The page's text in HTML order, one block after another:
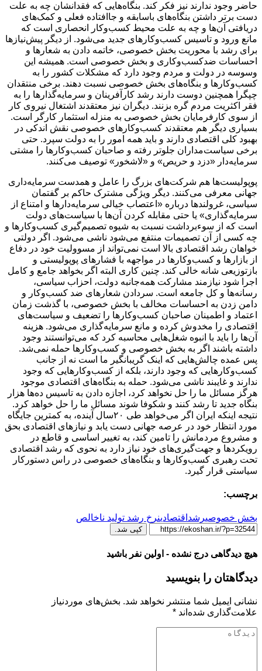
حاضر وجود ندارند نیز فکر کند. بنگاه‌هایی که فقدانشان چه به علت
دست برتر داشتن بنگاه‌های باسابقه و جاافتاده فعلی و کمک‌های
دریافتی آن‌ها و چه به علت محیط کسب‌وکار انحصاری است که
مانع ورود و تاسیس کسب‌وکار‌های جدید می‌شود. از دیگر پیش‌نیاز‌ها
برای رشد با محوریت بخش خصوصی، خاتمه دادن به شعار‌ها و
احساسات ضدکسب‌وکاری و بخش خصوصی است. همیشه این
وسوسه در دولت و مردم وجود دارد که مشکلات کشور را به
کسب‌وکار‌ها و بنگاه‌های بخش خصوصی نسبت دهند. برخی منتقدان
چپگرا همچنین دوست دارند رشد کارآفرینان و سرمایه‌گذار‌ها را به
فقر اکثریت مردم گره بزنند. دیگران نیز معتقدند اشتغال نیروی کار
از سوی کارفرمایان بخش خصوصی به منزله استثمار کارگر است.
بسیاری دیگر هم معتقدند کسب‌وکار‌های خصوصی نقش اندکی در
بهبود کلی اقتصادی دارند و باید همه امور را به دولت سپرد. حتی
برخی سیاست‌مداران جلوتر رفته و صاحبان کسب‌وکار‌ها را مشتی
سرمایه‌دار «دزد و حریص» و «لاشخور» توصیف می‌کنند.
پوپولیست‌ها هم شرکت‌های بزرگ را عامل و همدست سرمایه‌داری
جهانی معرفی می‌کنند. دیگر ویژگی مشترک حاکم بر گفتمان
سیاسی، غرولند‌ها درباره «اعتصاب خیالی سرمایه‌دار‌ها و امتناع از
سرمایه‌گذاری» یا حتی مقابله کردن آن‌ها با سیاست‌های دولت
است که از سوءبرداشت نسبت به شیوه تصمیم‌گیری کسب‌وکار‌ها و
چه کسی از آن تصمیمات منتفع می‌شود ناشی می‌شود. اگر دولتی
خواهان رشد اقتصادی بالا است نمی‌تواند از مسوولیت خود در دفاع
از بازار‌ها و کسب‌وکار‌ها در مواجهه با فشار‌های پوپولیستی و
بازتوزیعی شانه خالی کند. چنین کاری البته اگر بخواهد جامع و کامل
اجرا شود نیازمند مشارکت همه‌جانبه دولت، احزاب سیاسی،
رسانه‌ها و کل جامعه است. سردادن شعار‌های ضد کسب‌وکار و
دامن زدن به احساسات مخالف با بخش خصوصی، با گذشت زمان
اعتماد و اطمینان صاحبان کسب‌وکار‌ها را تضعیف و سیاست‌های
اقتصادی را مخدوش کرده و مانع سرمایه‌گذاری می‌شود. هزینه
آن‌ها را باید با انبوه شغل‌هایی محاسبه کرد که می‌توانستند وجود
داشته باشند اگر به بخش خصوصی و کسب‌وکار‌ها حمله نمی‌شد.
پس عمده چالش‌هایی که اینک گریبانگیر ما است نه از جانب
کسب‌وکار‌هایی که وجود دارند، بلکه از کسب‌وکار‌هایی که وجود
ندارند و غایبند ناشی می‌شود. حمله به بنگاه‌های اقتصادی موجود
هرگز مسائل ما را حل نخواهد کرد، اجازه دادن به تاسیس ده‌ها هزار
بنگاه جدید تا رشد کنند و شکوفا شوند مسائل ما را حل خواهد کرد.
نتیجه اینکه ایران اگر می‌خواهد طی ۲۰سال آینده، به کمترین جایگاه
مورد انتظار خود در عرصه جهانی دست یابد و نیاز‌های اقتصادی بحق
و مشروع مردمانش را تامین کند، به تغییر اساسی و قاطع در
رویکرد‌ها و جهت‌گیری‌های خود نیاز دارد به نحوی که رشد اقتصادی
تحت رهبری کسب‌وکار‌ها و بنگاه‌های خصوصی در راس دستورکار
سیاستی قرار گیرد.
برچسب:
بخش خصوصیرشداقتصادینرخ رشد تولید ناخالص
کپی شد.
هیچ دیدگاهی درج نشده - اولین نفر باشید
دیدگاهتان را بنویسید
نشانی ایمیل شما منتشر نخواهد شد. بخش‌های موردنیاز
علامت‌گذاری شده‌اند *